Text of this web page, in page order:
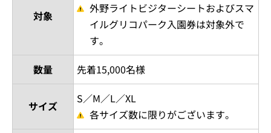
対象
外野ライトビジターシートおよびスマ
イルグリコパーク入園券は対象外で
す。
数量
先着15,000名様
サイズ
S／M／L／XL
各サイズ数に限りがございます。